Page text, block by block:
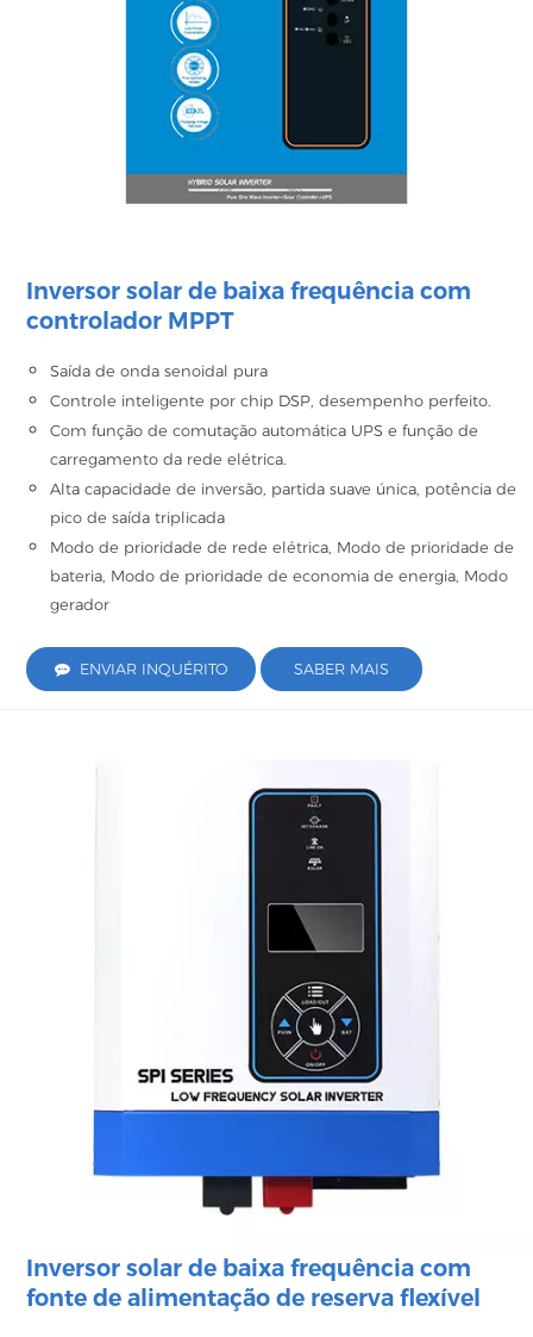
Inversor solar de baixa frequência com
controlador MPPT
Saída de onda senoidal pura
Controle inteligente por chip DSP, desempenho perfeito.
Com função de comutação automática UPS e função de
carregamento da rede elétrica.
Alta capacidade de inversão, partida suave única, potência de
pico de saída triplicada
Modo de prioridade de rede elétrica, Modo de prioridade de
bateria, Modo de prioridade de economia de energia, Modo
gerador
ENVIAR INQUÉRITO SABER MAIS
Inversor solar de baixa frequência com
fonte de alimentação de reserva flexível